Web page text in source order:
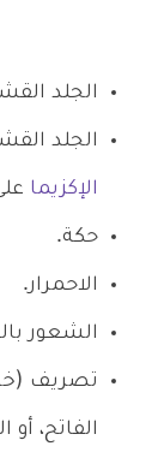
الجلد
الجلد
الإكزيما
حكة.
الاحمرار.
الشعور
تصريف
الفاتح،